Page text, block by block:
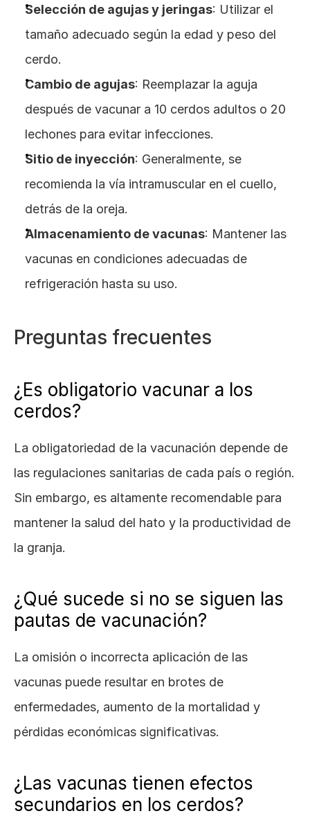
Selección de agujas y jeringas: Utilizar el
tamaño adecuado según la edad y peso del
cerdo.
Cambio de agujas: Reemplazar la aguja
después de vacunar a 10 cerdos adultos o 20
lechones para evitar infecciones.
Sitio de inyección: Generalmente, se
recomienda la vía intramuscular en el cuello,
detrás de la oreja.
Almacenamiento de vacunas: Mantener las
vacunas en condiciones adecuadas de
refrigeración hasta su uso.
Preguntas frecuentes
¿Es obligatorio vacunar a los
cerdos?
La obligatoriedad de la vacunación depende de
las regulaciones sanitarias de cada país o región.
Sin embargo, es altamente recomendable para
mantener la salud del hato y la productividad de
la granja.
¿Qué sucede si no se siguen las
pautas de vacunación?
La omisión o incorrecta aplicación de las
vacunas puede resultar en brotes de
enfermedades, aumento de la mortalidad y
pérdidas económicas significativas.
¿Las vacunas tienen efectos
secundarios en los cerdos?